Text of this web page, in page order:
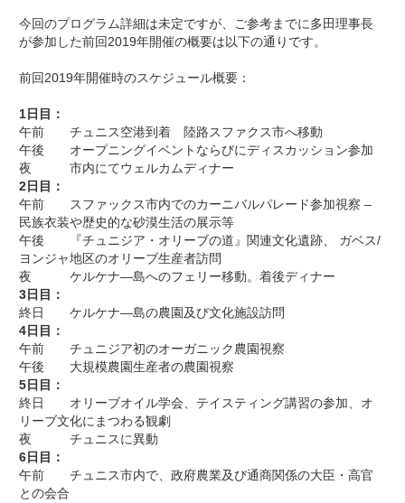
今回のプログラム詳細は未定ですが、ご参考までに多田理事長
が参加した前回2019年開催の概要は以下の通りです。
前回2019年開催時のスケジュール概要：
1日目：
午前 チュニス空港到着 陸路スファクス市へ移動
午後 オープニングイベントならびにディスカッション参加
夜 市内にてウェルカムディナー
2日目：
午前 スファックス市内でのカーニバルパレード参加視察 –
民族衣装や歴史的な砂漠生活の展示等
午後 『チュニジア・オリーブの道』関連文化遺跡、 ガベス/
ヨンジャ地区のオリーブ生産者訪問
夜 ケルケナ―島へのフェリー移動。着後ディナー
3日目：
終日 ケルケナ―島の農園及び文化施設訪問
4日目：
午前 チュニジア初のオーガニック農園視察
午後 大規模農園生産者の農園視察
5日目：
終日 オリーブオイル学会、テイスティング講習の参加、オ
リーブ文化にまつわる観劇
夜 チュニスに異動
6日目：
午前 チュニス市内で、政府農業及び通商関係の大臣・高官
との会合